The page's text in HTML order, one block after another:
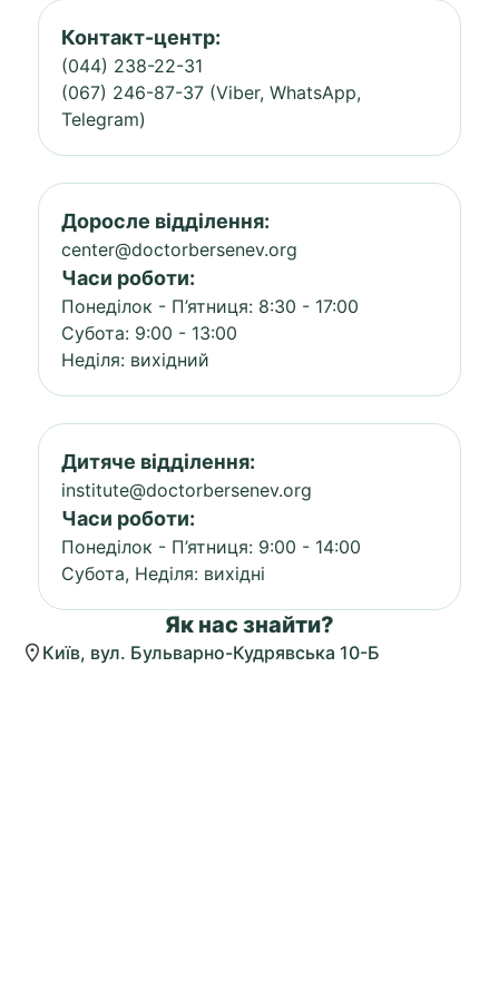
Контакт-центр:
(044) 238-22-31
(067) 246-87-37 (Viber, WhatsApp,
Telegram)
Доросле відділення:
center@doctorbersenev.org
Часи роботи:
Понеділок - П’ятниця: 8:30 - 17:00
Субота: 9:00 - 13:00
Неділя: вихідний
Дитяче відділення:
institute@doctorbersenev.org
Часи роботи:
Понеділок - П’ятниця: 9:00 - 14:00
Субота, Неділя: вихідні
Як нас знайти?
Київ, вул. Бульварно-Кудрявська 10-Б